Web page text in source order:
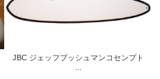
JBC ジェッフブッシュマンコセンプト